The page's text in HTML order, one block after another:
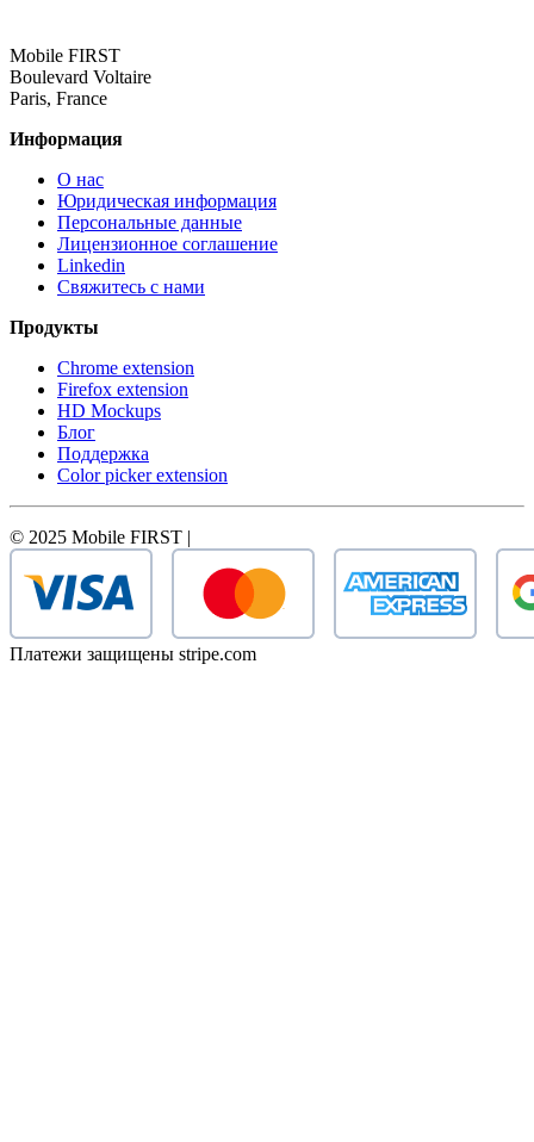
Mobile FIRST
Boulevard Voltaire
Paris, France
Информация
О нас
Юридическая информация
Персональные данные
Лицензионное соглашение
Linkedin
Свяжитесь с нами
Продукты
Chrome extension
Firefox extension
HD Mockups
Блог
Поддержка
Color picker extension
© 2025 Mobile FIRST |
Платежи защищены stripe.com